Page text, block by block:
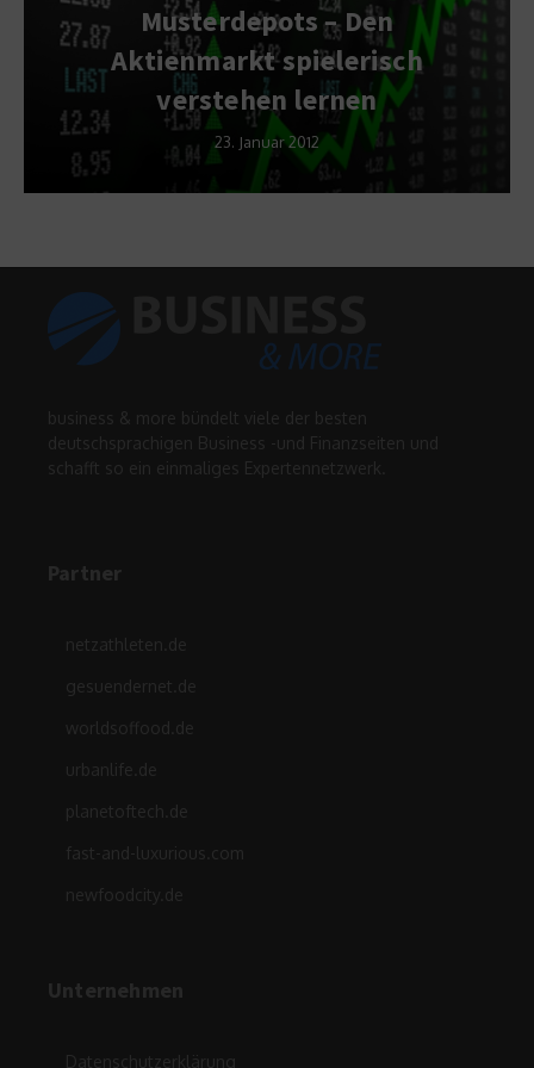
Musterdepots – Den
Aktienmarkt spielerisch
verstehen lernen
23. Januar 2012
business & more bündelt viele der besten
deutschsprachigen Business -und Finanzseiten und
schafft so ein einmaliges Expertennetzwerk.
Partner
netzathleten.de
gesuendernet.de
worldsoffood.de
urbanlife.de
planetoftech.de
fast-and-luxurious.com
newfoodcity.de
Unternehmen
Datenschutzerklärung